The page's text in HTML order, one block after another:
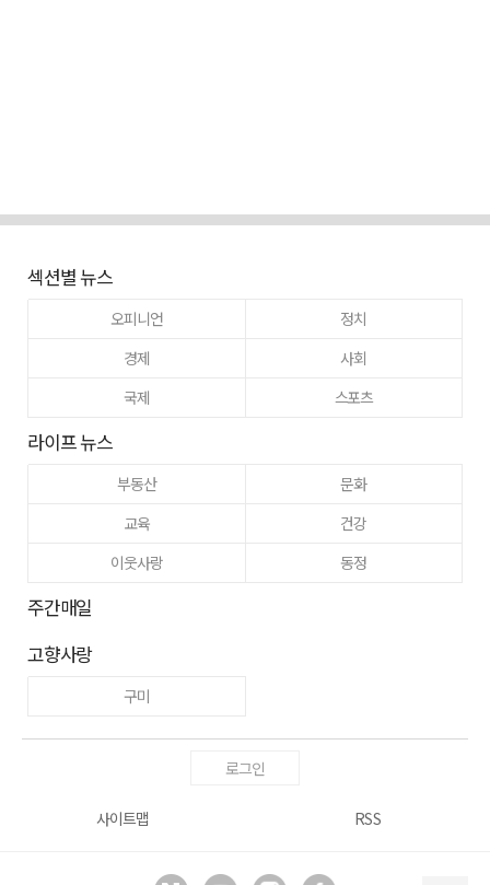
섹션별 뉴스
오피니언
정치
경제
사회
국제
스포츠
라이프 뉴스
부동산
문화
교육
건강
이웃사랑
동정
주간매일
고향사랑
구미
로그인
사이트맵 RSS